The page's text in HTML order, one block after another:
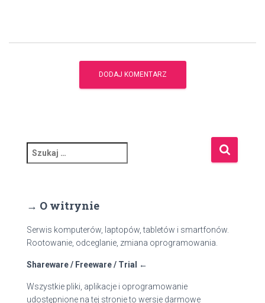
z
:
→ O witrynie
Serwis komputerów, laptopów, tabletów i smartfonów.
Rootowanie, odceglanie, zmiana oprogramowania.
Shareware / Freeware / Trial ←
Wszystkie pliki, aplikacje i oprogramowanie
udostępnione na tej stronie to wersje darmowe